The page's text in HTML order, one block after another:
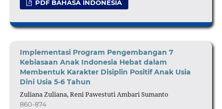
PDF BAHASA INDONESIA
Implementasi Program Pengembangan 7
Kebiasaan Anak Indonesia Hebat dalam
Membentuk Karakter Disiplin Positif Anak Usia
Dini Usia 5-6 Tahun
Zuliana Zuliana, Reni Pawestuti Ambari Sumanto
860-874